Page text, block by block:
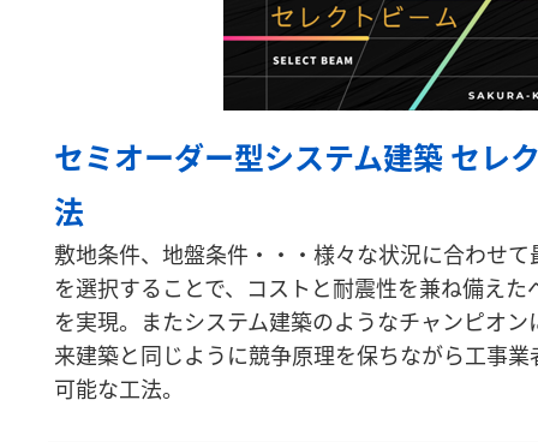
セミオーダー型システム建築 セレ
法
敷地条件、地盤条件・・・様々な状況に合わせ
を選択することで、コストと耐震性を兼ね備え
を実現。またシステム建築のようなチャンピオ
来建築と同じように競争原理を保ちながら工事
可能な工法。